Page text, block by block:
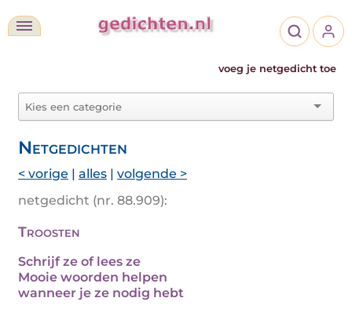
voeg je netgedicht toe
Netgedichten
< vorige | alles | volgende >
netgedicht (nr. 88.909):
Troosten
Schrijf ze of lees ze
Mooie woorden helpen
wanneer je ze nodig hebt